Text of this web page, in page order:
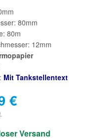
80mm
80m
12mm
Mit Tankstellentext
€
Versand